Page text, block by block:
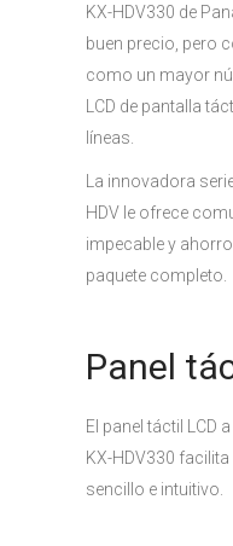
KX-HDV330 de
buen precio, pero
como un mayor
LCD de pantalla
líneas.
La innovadora
HDV le ofrece
impecable y
paquete completo.
Panel
El panel táctil LCD
KX-HDV330
sencillo e intuitivo.